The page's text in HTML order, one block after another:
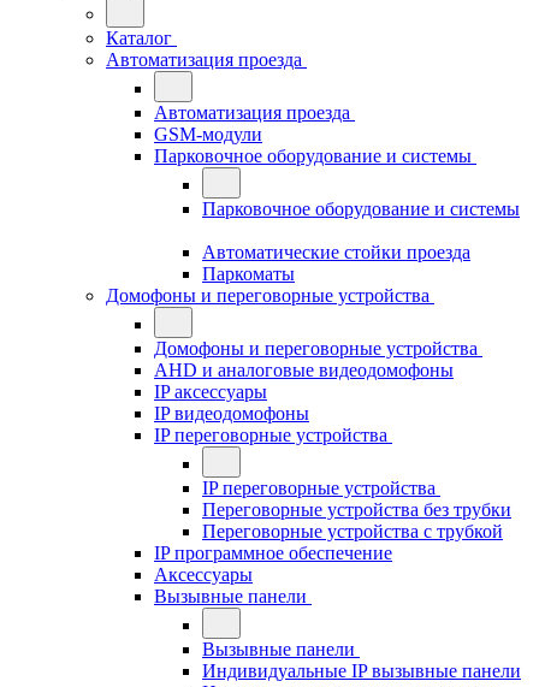
Каталог
Автоматизация проезда
Автоматизация проезда
GSM-модули
Парковочное оборудование и системы
Парковочное оборудование и системы
Автоматические стойки проезда
Паркоматы
Домофоны и переговорные устройства
Домофоны и переговорные устройства
AHD и аналоговые видеодомофоны
IP аксессуары
IP видеодомофоны
IP переговорные устройства
IP переговорные устройства
Переговорные устройства без трубки
Переговорные устройства с трубкой
IP программное обеспечение
Аксессуары
Вызывные панели
Вызывные панели
Индивидуальные IP вызывные панели